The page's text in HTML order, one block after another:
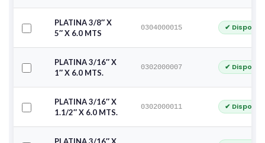
PLATINA 3/8″ X
5″ X 6.0 MTS
0304000015 ✔
PLATINA 3/16″ X
1″ X 6.0 MTS.
0302000007 ✔
PLATINA 3/16″ X
1.1/2″ X 6.0 MTS.
0302000011 ✔